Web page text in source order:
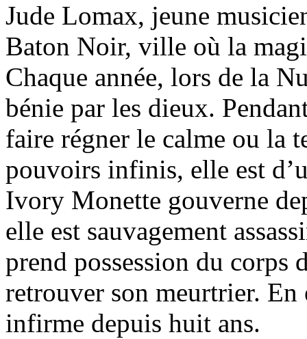
Jude Lomax, jeune
Baton Noir, ville où la
Chaque année, lors de la
bénie par les dieux.
faire régner le calme ou la
pouvoirs infinis, elle est
Ivory Monette gouverne
elle est sauvagement
prend possession du corps
retrouver son meurtrier. En
infirme depuis huit ans.